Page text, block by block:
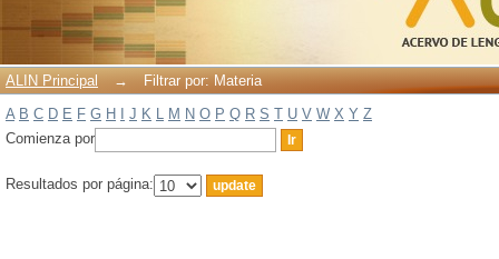
ALIN Principal →
Filtrar por: Materia
A B C D E F G H J K L M N O P Q R S T U V W X Y Z
Comienza por
Resultados por página: